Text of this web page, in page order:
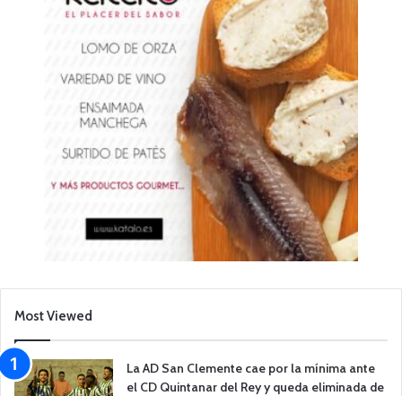
Most Viewed
La AD San Clemente cae por la mínima ante
el CD Quintanar del Rey y queda eliminada de